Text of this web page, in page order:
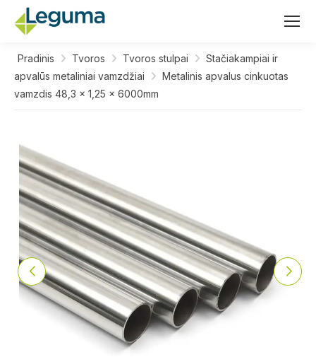
Pradinis Tvoros Tvoros stulpai
Stačiakampiai ir
apvalūs metaliniai vamzdžiai
Metalinis apvalus cinkuotas
vamzdis 48,3 x 1,25 x 6000mm